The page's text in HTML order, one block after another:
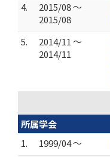
4.
2015/08 ～
2015/08
5.
2014/11 ～
2014/11
所属学会
1.
1999/04 ～